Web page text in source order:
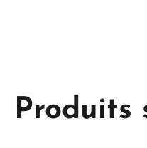
Produits